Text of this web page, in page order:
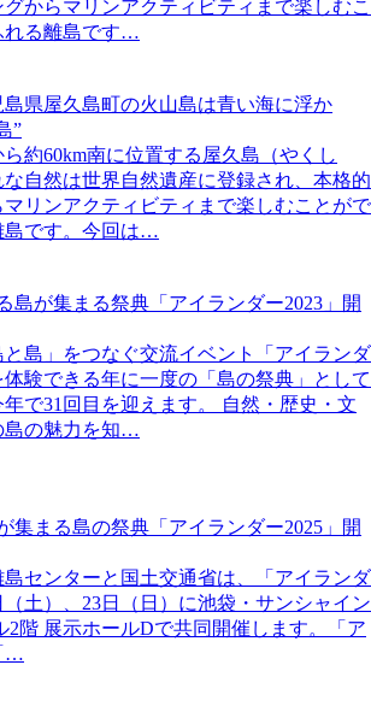
からマリンアクティビティまで楽しむこ
れる離島です…
島県屋久島町の火山島は青い海に浮か
”
約60km南に位置する屋久島（やくし
自然は世界自然遺産に登録され、本格的
リンアクティビティまで楽しむことがで
島です。今回は…
島が集まる祭典「アイランダー2023」開
と島」をつなぐ交流イベント「アイランダ
験できる年に一度の「島の祭典」として
で31回目を迎えます。 自然・歴史・文
島の魅力を知…
集まる島の祭典「アイランダー2025」開
センターと国土交通省は、「アイランダ
（土）、23日（日）に池袋・サンシャイン
2階 展示ホールDで共同開催します。「ア
…